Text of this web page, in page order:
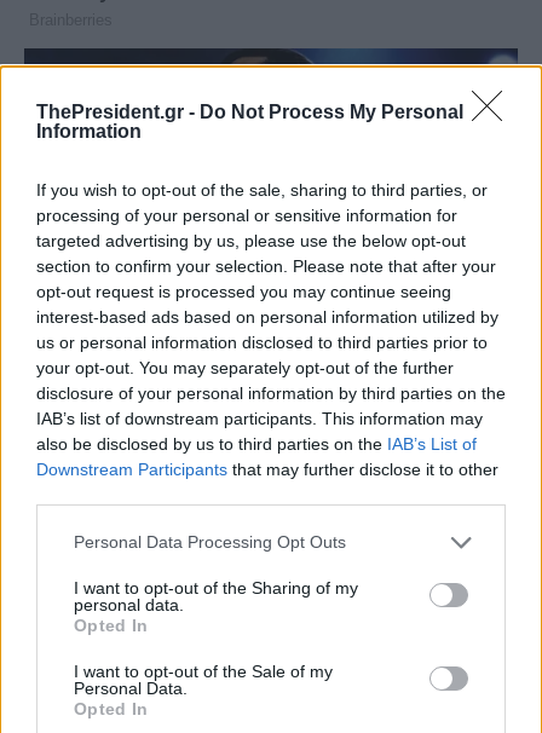
ThePresident.gr - Do Not Process My Personal
Information
If you wish to opt-out of the sale, sharing to third parties, or
processing of your personal or sensitive information for
targeted advertising by us, please use the below opt-out
section to confirm your selection. Please note that after your
opt-out request is processed you may continue seeing
interest-based ads based on personal information utilized by
us or personal information disclosed to third parties prior to
your opt-out. You may separately opt-out of the further
disclosure of your personal information by third parties on the
IAB’s list of downstream participants. This information may
also be disclosed by us to third parties on the IAB’s List of
Downstream Participants that may further disclose it to other
Personal Data Processing Opt Outs
I want to opt-out of the Sharing of my
personal data.
Opted In
I want to opt-out of the Sale of my
Personal Data.
Opted In